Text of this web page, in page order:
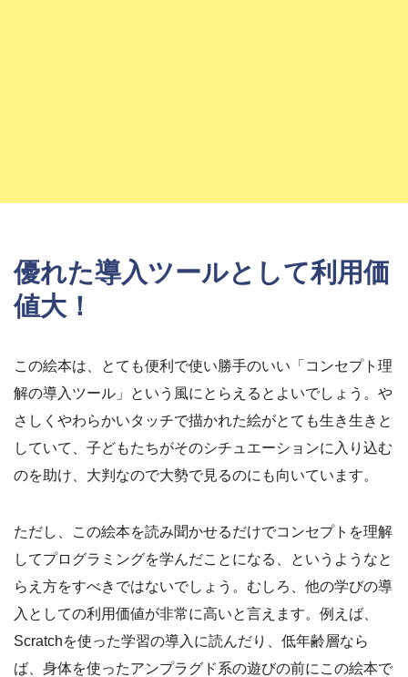
優れた導入ツールとして利用価
値大！
この絵本は、とても便利で使い勝手のいい「コンセプト理
解の導入ツール」という風にとらえるとよいでしょう。や
さしくやわらかいタッチで描かれた絵がとても生き生きと
していて、子どもたちがそのシチュエーションに入り込む
のを助け、大判なので大勢で見るのにも向いています。
ただし、この絵本を読み聞かせるだけでコンセプトを理解
してプログラミングを学んだことになる、というようなと
らえ方をすべきではないでしょう。むしろ、他の学びの導
入としての利用価値が非常に高いと言えます。例えば、
Scratchを使った学習の導入に読んだり、低年齢層なら
ば、身体を使ったアンプラグド系の遊びの前にこの絵本で